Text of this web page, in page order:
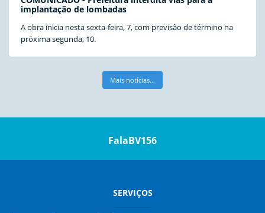
implantação de lombadas
A obra inicia nesta sexta-feira, 7, com previsão de término na
próxima segunda, 10.
Mais notícias...
FalaBV156
SERVIÇOS